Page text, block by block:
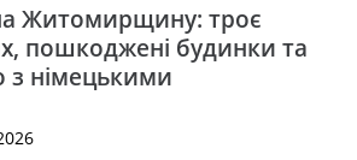
Житомирщину: троє
пошкоджені будинки та
з німецькими